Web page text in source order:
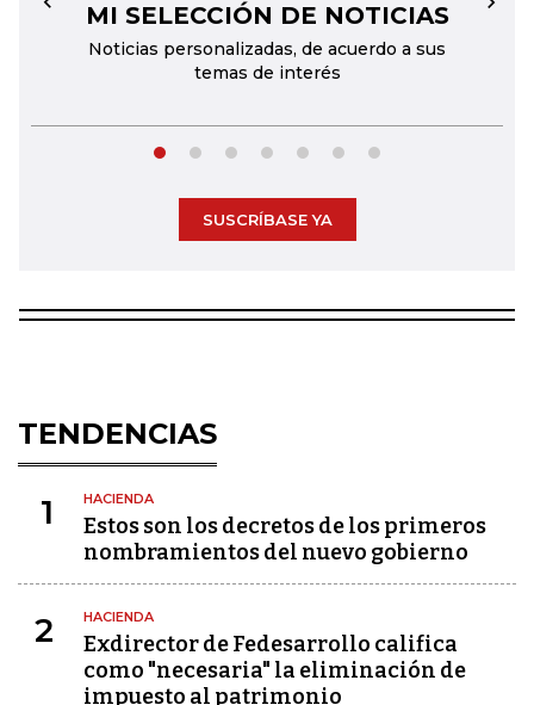
MI SELECCIÓN DE NOTICIAS
Noticias personalizadas, de acuerdo a sus
temas de interés
← →
SUSCRÍBASE YA
TENDENCIAS
1 HACIENDA
Estos son los decretos de los primeros
nombramientos del nuevo gobierno
2 HACIENDA
Exdirector de Fedesarrollo califica
como "necesaria" la eliminación de
impuesto al patrimonio